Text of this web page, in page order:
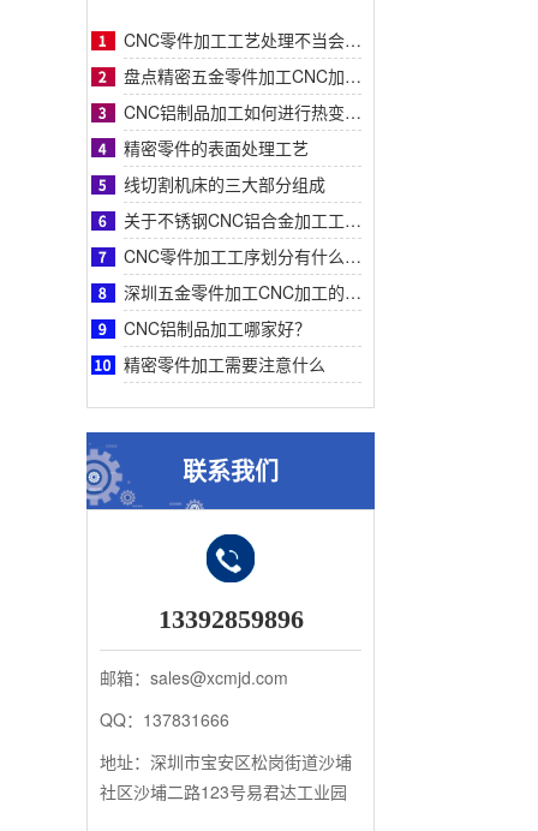
CNC零件加工工艺处理不当会有什么影响？
盘点精密五金零件加工CNC加工明显的特征有哪些
CNC铝制品加工如何进行热变形处理？
精密零件的表面处理工艺
线切割机床的三大部分组成
关于不锈钢CNC铝合金加工工艺流程步骤介绍？
CNC零件加工工序划分有什么要求呢
深圳五金零件加工CNC加工的数控系统特点有什么？
CNC铝制品加工哪家好？
精密零件加工需要注意什么
联系我们
13392859896
邮箱：sales@xcmjd.com
QQ：137831666
地址：深圳市宝安区松岗街道沙埔
社区沙埔二路123号易君达工业园